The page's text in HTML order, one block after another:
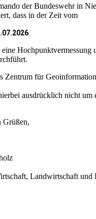
der Bundeswehr in
dass in der Zeit vom
Hochpunktvermessung
Zentrum für
ausdrücklich nicht um
Grüßen,
Landwirtschaft und